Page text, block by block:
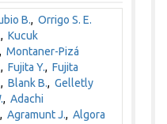
B.,Orrigo S. E.
,Kucuk
,Montaner-Pizá
,Fujita Y.,Fujita
,Blank B.,Gelletly
,Adachi
,Agramunt J.,Algora